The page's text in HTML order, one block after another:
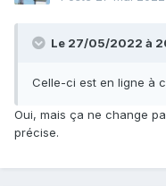
Le 27/05/2022 à
Celle-ci est en ligne à
Oui, mais ça ne change
précise.